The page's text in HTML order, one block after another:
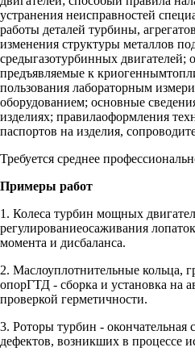
устранения неисправностей
работы деталей турбины,
изменения структуры металлов
средыгазотурбинных двигателей;
предъявляемые к
пользования лабораторным
оборудованием; основные
изделиях; правилаоформления
паспортов на изделия,
Требуется среднее
Примеры работ
1. Колеса турбин мощных
регулированиеосаживания
момента и дисбаланса.
2. Маслоуплотнительные кольца,
опорГТД - сборка и установка на
проверкой герметичности.
3. Роторы турбин - окончательная
дефектов, возникших в процессе